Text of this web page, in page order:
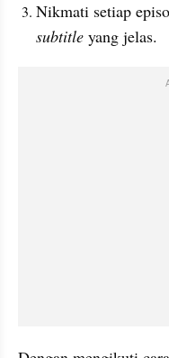
subtitle yang jelas.